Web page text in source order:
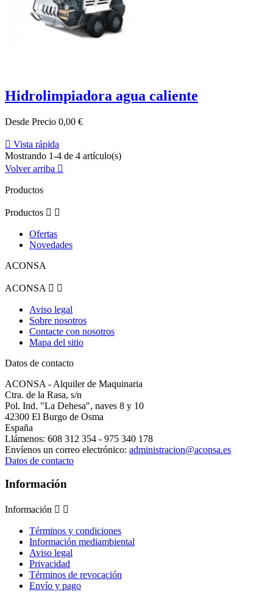
Hidrolimpiadora agua caliente
Desde Precio 0,00 €
 Vista rápida
Mostrando 1-4 de 4 artículo(s)
Volver arriba 
Productos
Productos  
Ofertas
Novedades
ACONSA
ACONSA  
Aviso legal
Sobre nosotros
Contacte con nosotros
Mapa del sitio
Datos de contacto
ACONSA - Alquiler de Maquinaria
Ctra. de la Rasa, s/n
Pol. Ind. "La Dehesa", naves 8 y 10
42300 El Burgo de Osma
España
Llámenos: 608 312 354 - 975 340 178
Envíenos un correo electrónico: administracion@aconsa.es
Datos de contacto
Información
Información  
Términos y condiciones
Información mediambiental
Aviso legal
Privacidad
Términos de revocación
Envío y pago